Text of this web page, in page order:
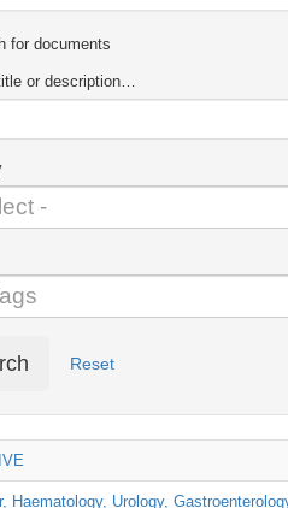
for documents
or description…
Reset
Haematology, Urology,